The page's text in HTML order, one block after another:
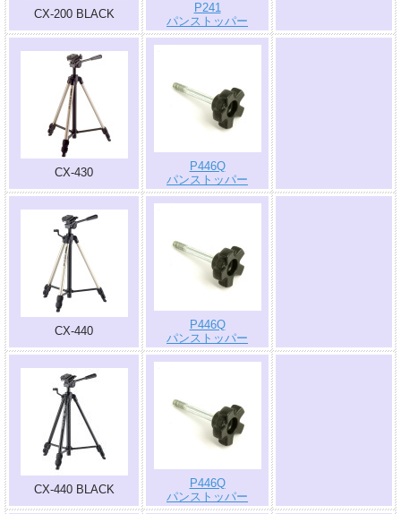
CX-200 BLACK
P241
パンストッパー
CX-430
P446Q
パンストッパー
CX-440
P446Q
パンストッパー
CX-440 BLACK
P446Q
パンストッパー